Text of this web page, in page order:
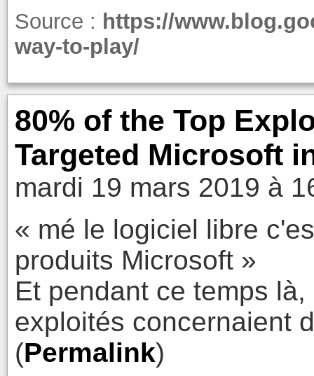
Source : https://
way-to-play/
80% of the Top
Targeted Microsoft
mardi 19 mars 2019 à
« mé le logiciel libre
produits Microsoft »
Et pendant ce temps
exploités concernaient
(Permalink)